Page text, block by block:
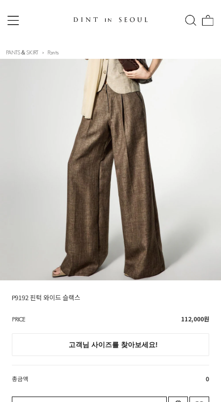
PANTS＆SKIRT Pants
P9192 핀턱 와이드 슬랙스
PRICE 112,000원
총금액 0